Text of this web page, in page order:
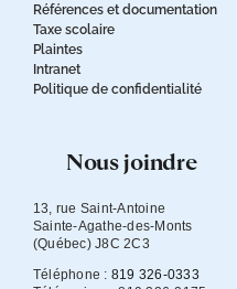
Références et documentation
Taxe scolaire
Plaintes
Intranet
Politique de confidentialité
nous joindre
13, rue Saint-Antoine
Sainte-Agathe-des-Monts
(Québec) J8C 2C3
Téléphone : 819 326-0333